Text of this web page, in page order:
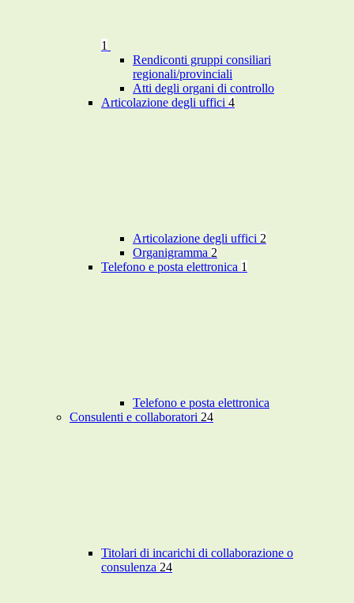
1
Rendiconti gruppi consiliari
regionali/provinciali
Atti degli organi di controllo
Articolazione degli uffici 4
Articolazione degli uffici 2
Organigramma 2
Telefono e posta elettronica 1
Telefono e posta elettronica
Consulenti e collaboratori 24
Titolari di incarichi di collaborazione o
consulenza 24